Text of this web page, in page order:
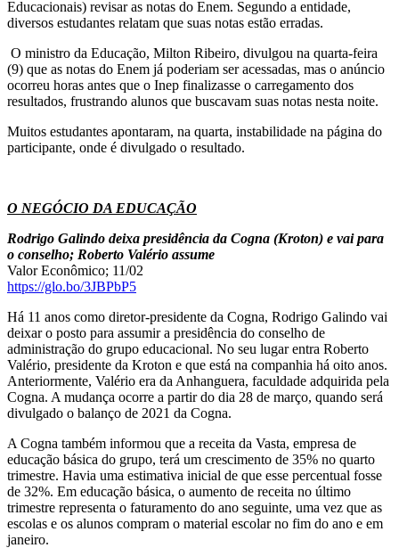
Educacionais) revisar as notas do Enem. Segundo a entidade,
diversos estudantes relatam que suas notas estão erradas.
​ O ministro da Educação, Milton Ribeiro, divulgou na quarta-feira
(9) que as notas do Enem já poderiam ser acessadas, mas o anúncio
ocorreu horas antes que o Inep finalizasse o carregamento dos
resultados, frustrando alunos que buscavam suas notas nesta noite.
Muitos estudantes apontaram, na quarta, instabilidade na página do
participante, onde é divulgado o resultado.
O NEGÓCIO DA EDUCAÇÃO
Rodrigo Galindo deixa presidência da Cogna (Kroton) e vai para
o conselho; Roberto Valério assume
Valor Econômico; 11/02
https://glo.bo/3JBPbP5
Há 11 anos como diretor-presidente da Cogna, Rodrigo Galindo vai
deixar o posto para assumir a presidência do conselho de
administração do grupo educacional. No seu lugar entra Roberto
Valério, presidente da Kroton e que está na companhia há oito anos.
Anteriormente, Valério era da Anhanguera, faculdade adquirida pela
Cogna. A mudança ocorre a partir do dia 28 de março, quando será
divulgado o balanço de 2021 da Cogna.
A Cogna também informou que a receita da Vasta, empresa de
educação básica do grupo, terá um crescimento de 35% no quarto
trimestre. Havia uma estimativa inicial de que esse percentual fosse
de 32%. Em educação básica, o aumento de receita no último
trimestre representa o faturamento do ano seguinte, uma vez que as
escolas e os alunos compram o material escolar no fim do ano e em
janeiro.